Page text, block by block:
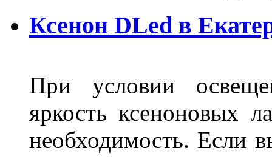
Ксенон DLed в
При условии
яркость ксеноновых
необходимость. Если